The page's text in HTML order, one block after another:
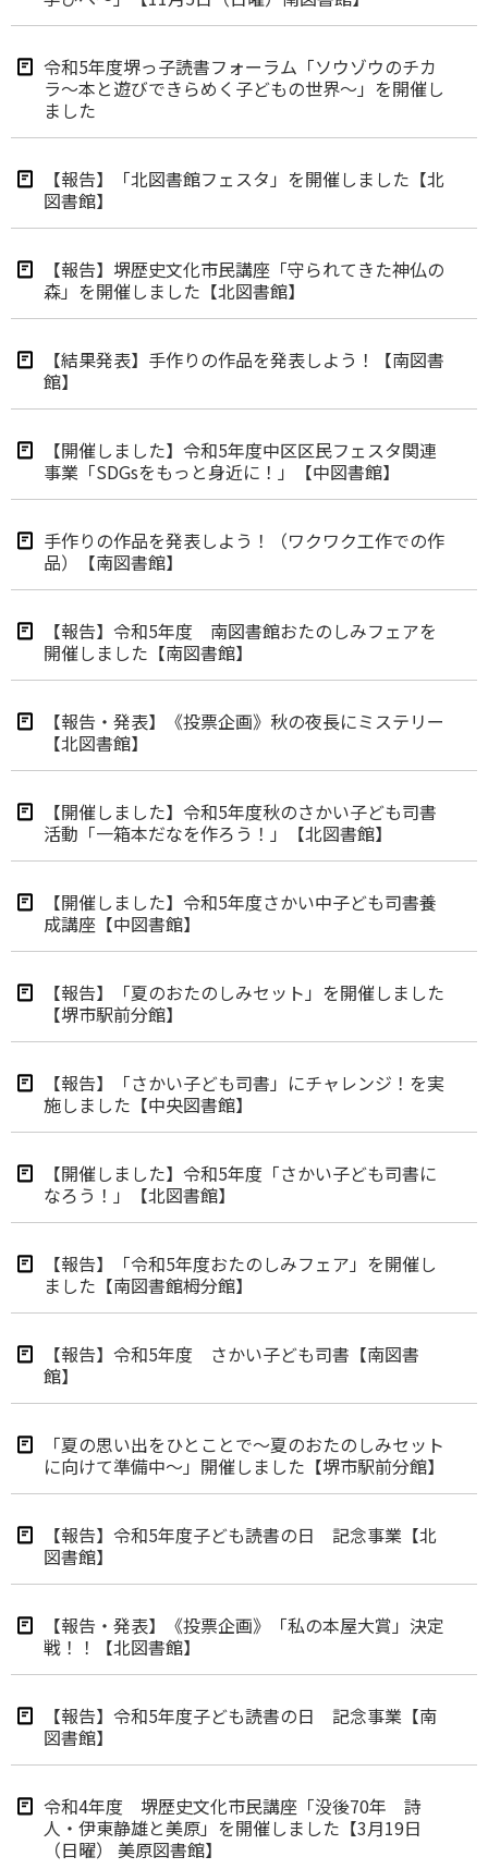
令和5年度堺っ子読書フォーラム「ソウゾウのチカ
ラ～本と遊びできらめく子どもの世界～」を開催し
ました
【報告】「北図書館フェスタ」を開催しました【北
図書館】
【報告】堺歴史文化市民講座「守られてきた神仏の
森」を開催しました【北図書館】
【結果発表】手作りの作品を発表しよう！【南図書
館】
【開催しました】令和5年度中区区民フェスタ関連
事業「SDGsをもっと身近に！」【中図書館】
手作りの作品を発表しよう！（ワクワク工作での作
品）【南図書館】
【報告】令和5年度 南図書館おたのしみフェアを
開催しました【南図書館】
【報告・発表】《投票企画》秋の夜長にミステリー
【北図書館】
【開催しました】令和5年度秋のさかい子ども司書
活動「一箱本だなを作ろう！」【北図書館】
【開催しました】令和5年度さかい中子ども司書養
成講座【中図書館】
【報告】「夏のおたのしみセット」を開催しました
【堺市駅前分館】
【報告】「さかい子ども司書」にチャレンジ！を実
施しました【中央図書館】
【開催しました】令和5年度「さかい子ども司書に
なろう！」【北図書館】
【報告】「令和5年度おたのしみフェア」を開催し
ました【南図書館栂分館】
【報告】令和5年度 さかい子ども司書【南図書
館】
「夏の思い出をひとことで～夏のおたのしみセット
に向けて準備中～」開催しました【堺市駅前分館】
【報告】令和5年度子ども読書の日 記念事業【北
図書館】
【報告・発表】《投票企画》「私の本屋大賞」決定
戦！！【北図書館】
【報告】令和5年度子ども読書の日 記念事業【南
図書館】
令和4年度 堺歴史文化市民講座「没後70年 詩
人・伊東静雄と美原」を開催しました【3月19日
（日曜） 美原図書館】